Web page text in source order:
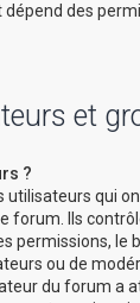
dépend des
et
?
utilisateurs qui
forum. Ils
permissions, le
ou de
du forum a